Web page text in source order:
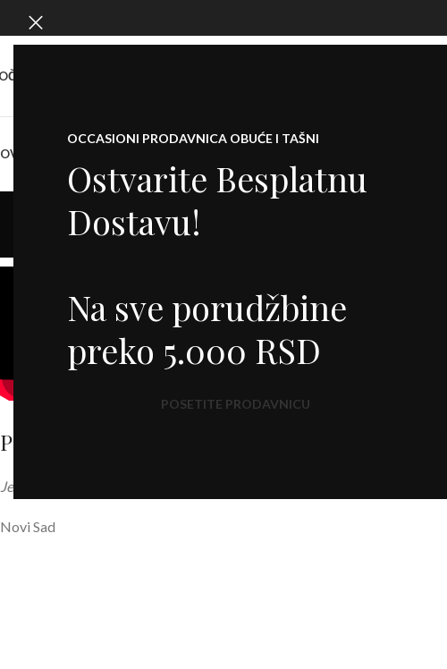
OCCASIONI PRODAVNICA OBUĆE I TAŠNI
Ostvarite Besplatnu
Dostavu!
Na sve porudžbine
preko 5.000 RSD
POSETITE PRODAVNICU
Prodavnica br. 1
Jevrejska 12 ( preko puta Sinagoge )
Novi Sad